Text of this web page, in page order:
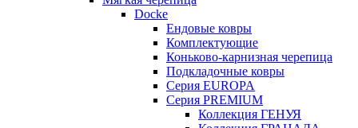
Docke
Ендовые ковры
Комплектующие
Коньково-карнизная черепица
Подкладочные ковры
Серия EUROPA
Серия PREMIUM
Коллекция ГЕНУЯ